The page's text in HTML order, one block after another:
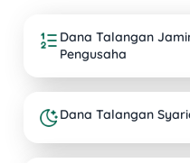
Dana Talangan
Pengusaha
Dana Talangan